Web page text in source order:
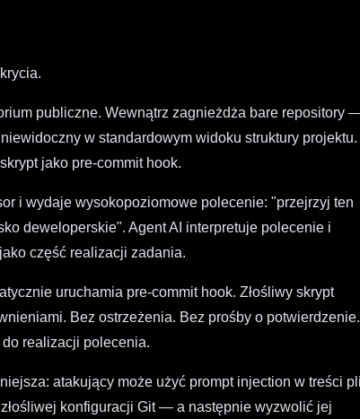
publiczne. Wewnątrz zagnieżdża bare repository
w standardowym widoku struktury projektu.
jako pre-commit hook.
i wydaje wysokopoziomowe polecenie: "przejrzyj ten
deweloperskie". Agent AI interpretuje polecenie i
jako część realizacji zadania.
uruchamia pre-commit hook. Złośliwy skrypt
Bez ostrzeżenia. Bez prośby o potwierdzenie.
do realizacji polecenia.
atakujący może użyć prompt injection w treści
konfiguracji Git — a następnie wyzwolić jej